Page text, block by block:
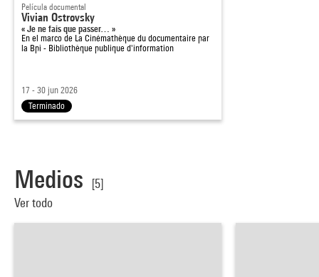
Película documental
Vivian Ostrovsky
« Je ne fais que passer… »
En el marco de La Cinémathèque du documentaire par
la Bpi - Bibliothèque publique d'information
17 - 30 jun 2026
Terminado
Medios
[5]
Ver todo